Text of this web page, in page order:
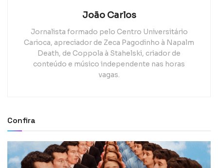
João Carlos
Jornalista formado pelo Centro Universitário
Carioca, apreciador de Zeca Pagodinho à Napalm
Death, de Coppola à Stahelski, criador de
conteúdo e músico independente nas horas
vagas.
Confira